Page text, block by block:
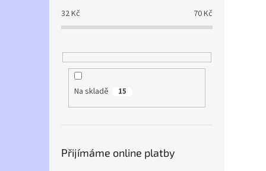
32Kč 70Kč
Na skladě 15
Přijímáme online platby